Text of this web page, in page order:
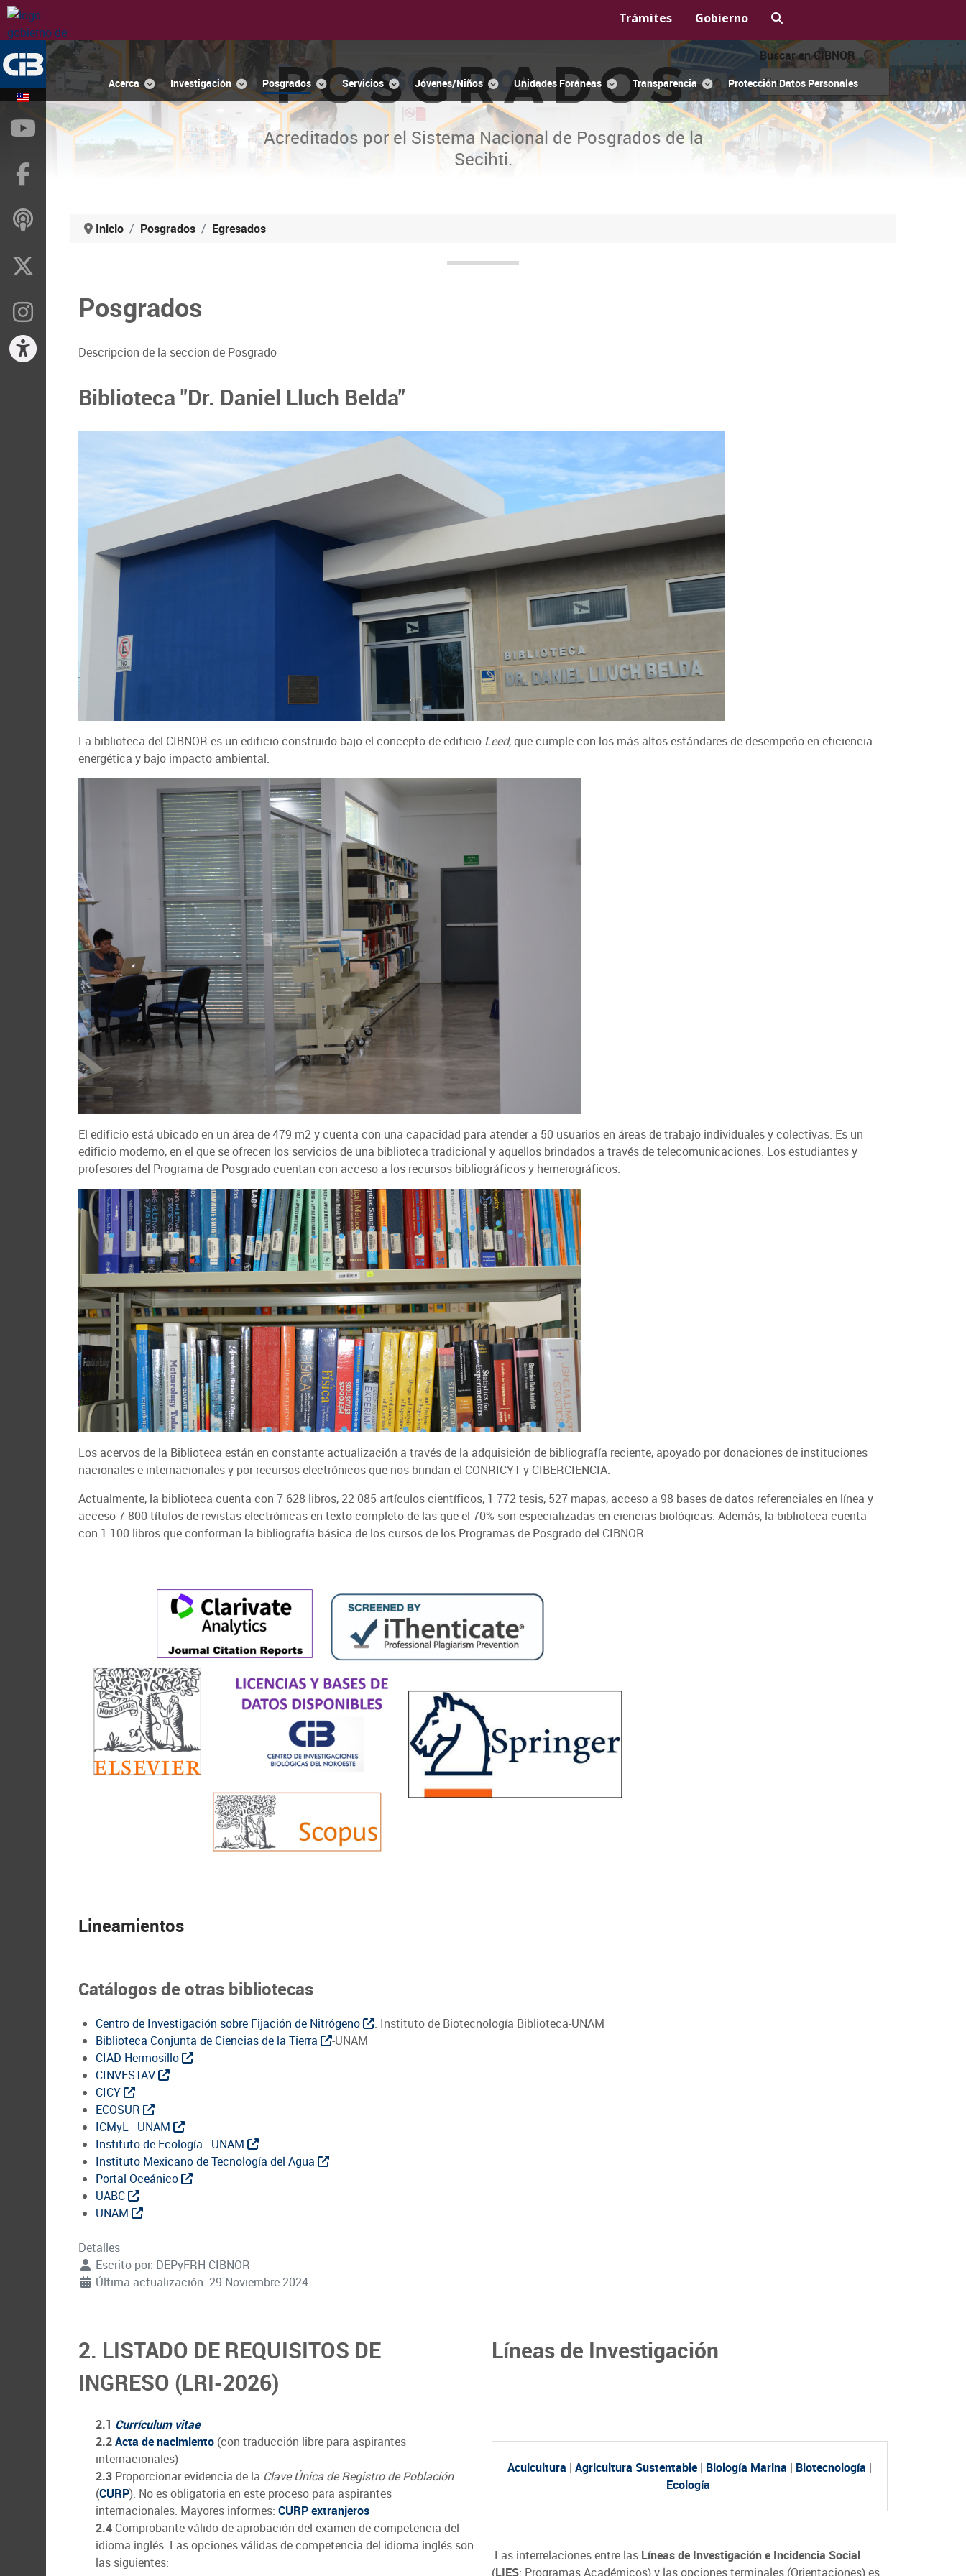
Trámites Gobierno
Acerca Investigación Posgrados Servicios Jóvenes/Niños Unidades Foráneas Transparencia Protección Datos Personales
POSGRADOS
Acreditados por el Sistema Nacional de Posgrados de la
Secihti.
Buscar en CIBNOR
Inicio Posgrados Egresados
Posgrados
Descripcion de la seccion de Posgrado
Biblioteca "Dr. Daniel Lluch Belda"
La biblioteca del CIBNOR es un edificio construido bajo el concepto de edificio Leed, que cumple con los más altos estándares de desempeño en eficiencia
energética y bajo impacto ambiental.
El edificio está ubicado en un área de 479 m2 y cuenta con una capacidad para atender a 50 usuarios en áreas de trabajo individuales y colectivas. Es un
edificio moderno, en el que se ofrecen los servicios de una biblioteca tradicional y aquellos brindados a través de telecomunicaciones. Los estudiantes y
profesores del Programa de Posgrado cuentan con acceso a los recursos bibliográficos y hemerográficos.
Los acervos de la Biblioteca están en constante actualización a través de la adquisición de bibliografía reciente, apoyado por donaciones de instituciones
nacionales e internacionales y por recursos electrónicos que nos brindan el CONRICYT y CIBERCIENCIA.
Actualmente, la biblioteca cuenta con 7 628 libros, 22 085 artículos científicos, 1 772 tesis, 527 mapas, acceso a 98 bases de datos referenciales en línea y
acceso 7 800 títulos de revistas electrónicas en texto completo de las que el 70% son especializadas en ciencias biológicas. Además, la biblioteca cuenta
con 1 100 libros que conforman la bibliografía básica de los cursos de los Programas de Posgrado del CIBNOR.
Lineamientos
Catálogos de otras bibliotecas
Centro de Investigación sobre Fijación de Nitrógeno
. Instituto de Biotecnología Biblioteca-UNAM
Biblioteca Conjunta de Ciencias de la Tierra
-UNAM
CIAD-Hermosillo
CINVESTAV
CICY
ECOSUR
ICMyL - UNAM
Instituto de Ecología - UNAM
Instituto Mexicano de Tecnología del Agua
Portal Oceánico
UABC
UNAM
Detalles
Escrito por: DEPyFRH CIBNOR
Última actualización: 29 Noviembre 2024
2. LISTADO DE REQUISITOS DE
INGRESO (LRI-2026)
2.1 Currículum vitae
2.2Acta de nacimiento (con traducción libre para aspirantes
internacionales)
2.3 Proporcionar evidencia de la Clave Única de Registro de Población
(CURP). No es obligatoria en este proceso para aspirantes
internacionales. Mayores informes: CURP extranjeros
2.4 Comprobante válido de aprobación del examen de competencia del
idioma inglés. Las opciones válidas de competencia del idioma inglés son
las siguientes:
Líneas de Investigación
Acuicultura | Agricultura Sustentable | Biología Marina | Biotecnología |
Ecología
Las interrelaciones entre las Líneas de Investigación e Incidencia Social
(LIES: Programas Académicos) y las opciones terminales (Orientaciones) es
YouTube
ivoox
Instragram